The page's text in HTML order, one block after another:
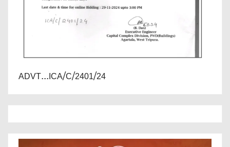
ADVT...ICA/C/2401/24